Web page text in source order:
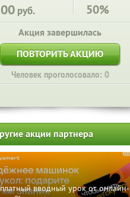
руб. 50%
Акция завершилась
ПОВТОРИТЬ АКЦИЮ
Человек проголосовало: 0
акции партнера
вводный урок от онлайн-